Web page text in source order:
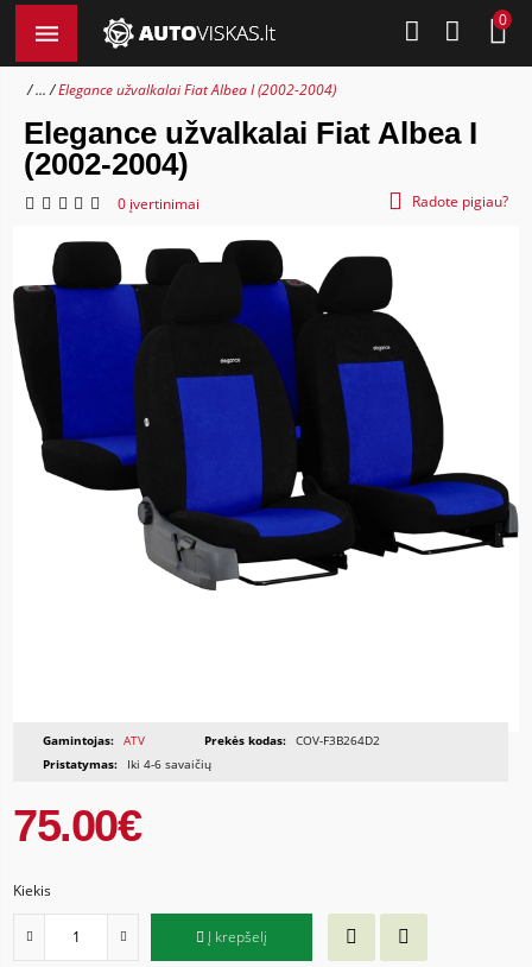
0
... Elegance užvalkalai Fiat Albea I (2002-2004)
Elegance užvalkalai Fiat Albea I
(2002-2004)
0 įvertinimai Radote pigiau?
Gamintojas: ATV Prekės kodas: COV-F3B264D2
Pristatymas:
Iki 4-6 savaičių
75.00€
Kiekis
Į krepšelį